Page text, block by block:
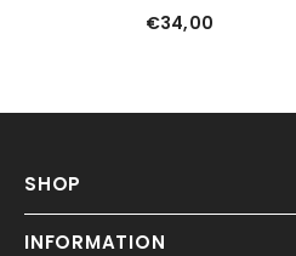
Halloween Karneval
€34,00
SHOP
INFORMATION